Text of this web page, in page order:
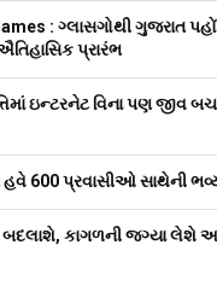
: ગ્લાસગોથી ગુજરાત
પ્રારંભ
ઇન્ટરનેટ વિના પણ જીવ
હવે 600 પ્રવાસીઓ સાથેની
બદલાશે, કાગળની જગ્યા લેશે